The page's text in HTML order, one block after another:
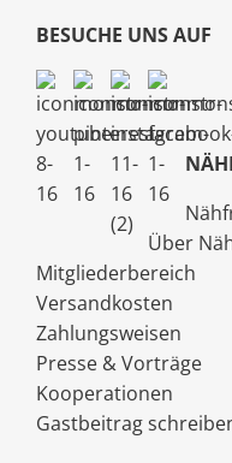
BESUCHE UNS AUF
Über
Mitgliederbereich
Versandkosten
Zahlungsweisen
Presse & Vorträge
Kooperationen
Gastbeitrag